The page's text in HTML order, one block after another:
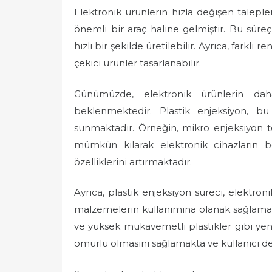
Elektronik ürünlerin hızla değişen
önemli bir araç haline gelmiştir. Bu
hızlı bir şekilde üretilebilir. Ayrıca, farklı
çekici ürünler tasarlanabilir.
Günümüzde, elektronik ürünlerin
beklenmektedir. Plastik enjeksiyon,
sunmaktadır. Örneğin, mikro enjeksiyon
mümkün kılarak elektronik cihazların
özelliklerini artırmaktadır.
Ayrıca, plastik enjeksiyon süreci,
malzemelerin kullanımına olanak
ve yüksek mukavemetli plastikler gibi
ömürlü olmasını sağlamakta ve kullanıcı